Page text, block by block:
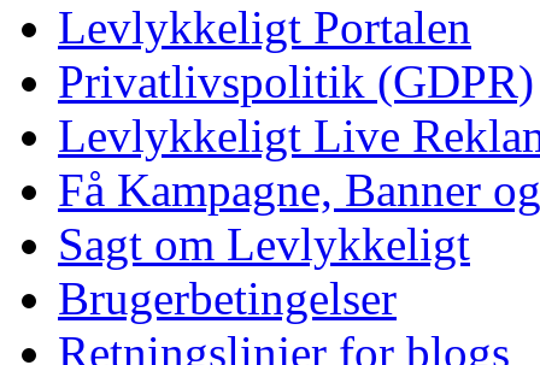
Levlykkeligt Portalen
Privatlivspolitik (GDPR)
Levlykkeligt Live
Få Kampagne, Banner
Sagt om Levlykkeligt
Brugerbetingelser
Retningslinjer for blogs